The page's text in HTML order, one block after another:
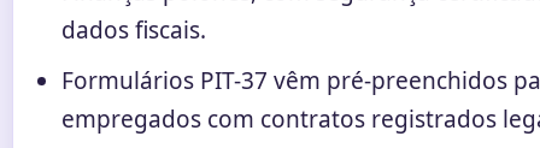
dados fiscais.
Formulários PIT-37 vêm pré-preenchidos
empregados com contratos registrados